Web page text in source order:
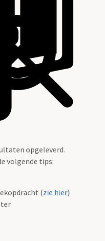
opgeleverd.
volgende tips:
(zie hier)